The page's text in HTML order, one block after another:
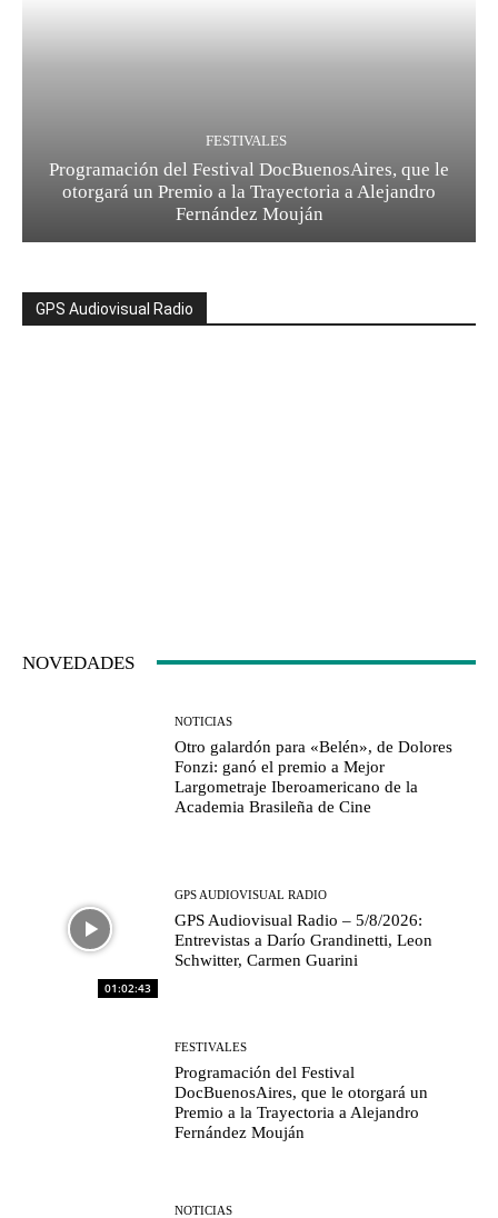
FESTIVALES
Programación del Festival DocBuenosAires, que le
otorgará un Premio a la Trayectoria a Alejandro
Fernández Mouján
GPS Audiovisual Radio
NOVEDADES
NOTICIAS
Otro galardón para «Belén», de Dolores
Fonzi: ganó el premio a Mejor
Largometraje Iberoamericano de la
Academia Brasileña de Cine
01:02:43
GPS AUDIOVISUAL RADIO
GPS Audiovisual Radio – 5/8/2026:
Entrevistas a Darío Grandinetti, Leon
Schwitter, Carmen Guarini
FESTIVALES
Programación del Festival
DocBuenosAires, que le otorgará un
Premio a la Trayectoria a Alejandro
Fernández Mouján
NOTICIAS